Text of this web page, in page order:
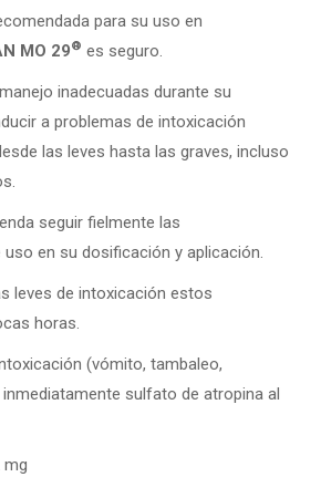
para su uso en
MO 29® es seguro.
inadecuadas durante su
a problemas de intoxicación
las leves hasta las graves, incluso
seguir fielmente las
en su dosificación y aplicación.
leves de intoxicación estos
horas.
(vómito, tambaleo,
sulfato de atropina al
mg